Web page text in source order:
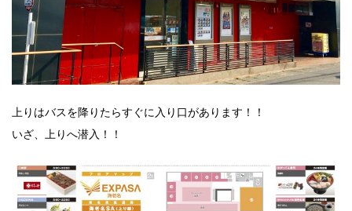
上りはバスを降りたらすぐに入り口があります！！
いざ、上りへ潜入！！